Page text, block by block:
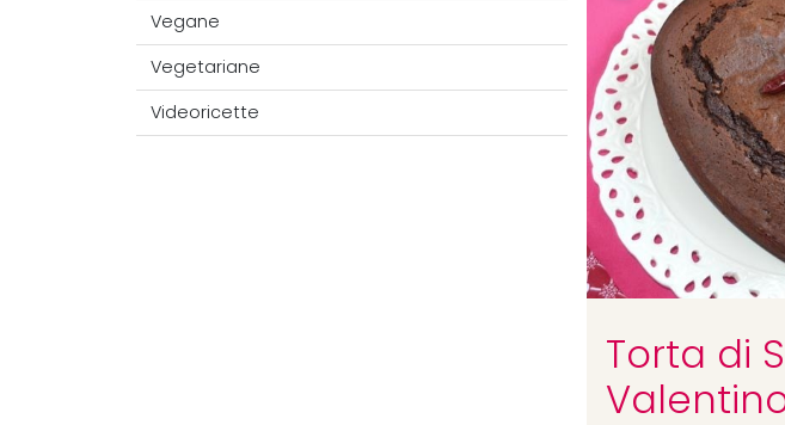
Vegane
Vegetariane
Videoricette
Torta di